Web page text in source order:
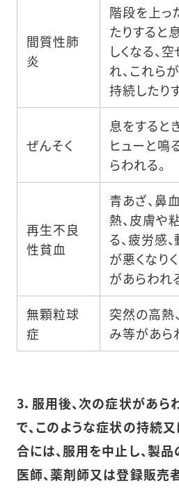
間質性肺
炎
階段を上っ
たりすると
しくなる、
れ、これら
持続したり
ぜんそく
息をすると
ヒューと鳴
らわれる。
再生不良
性貧血
青あざ、鼻
熱、皮膚や
る、疲労感
が悪くなり
があらわれ
無顆粒球
症
突然の高熱
み等があら
3．服用後、次の症状があら
で、このような症状の持続
合には、服用を中止し、製
医師、薬剤師又は登録販売